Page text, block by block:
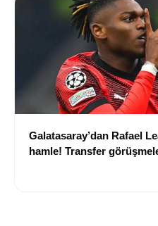
Galatasaray’dan Rafael
hamle! Transfer